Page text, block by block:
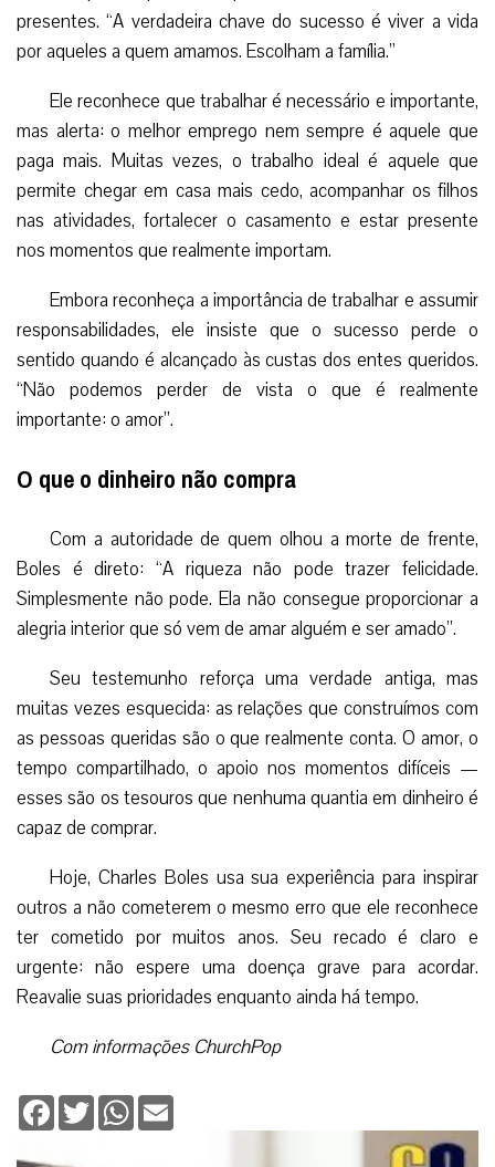
presentes. “A verdadeira chave do sucesso é viver a vida
por aqueles a quem amamos. Escolham a família.”
Ele reconhece que trabalhar é necessário e importante,
mas alerta: o melhor emprego nem sempre é aquele que
paga mais. Muitas vezes, o trabalho ideal é aquele que
permite chegar em casa mais cedo, acompanhar os filhos
nas atividades, fortalecer o casamento e estar presente
nos momentos que realmente importam.
Embora reconheça a importância de trabalhar e assumir
responsabilidades, ele insiste que o sucesso perde o
sentido quando é alcançado às custas dos entes queridos.
“Não podemos perder de vista o que é realmente
importante: o amor”.
O que o dinheiro não compra
Com a autoridade de quem olhou a morte de frente,
Boles é direto: “A riqueza não pode trazer felicidade.
Simplesmente não pode. Ela não consegue proporcionar a
alegria interior que só vem de amar alguém e ser amado”.
Seu testemunho reforça uma verdade antiga, mas
muitas vezes esquecida: as relações que construímos com
as pessoas queridas são o que realmente conta. O amor, o
tempo compartilhado, o apoio nos momentos difíceis —
esses são os tesouros que nenhuma quantia em dinheiro é
capaz de comprar.
Hoje, Charles Boles usa sua experiência para inspirar
outros a não cometerem o mesmo erro que ele reconhece
ter cometido por muitos anos. Seu recado é claro e
urgente: não espere uma doença grave para acordar.
Reavalie suas prioridades enquanto ainda há tempo.
Com informações ChurchPop
Facebook
TwitterWhatsApp